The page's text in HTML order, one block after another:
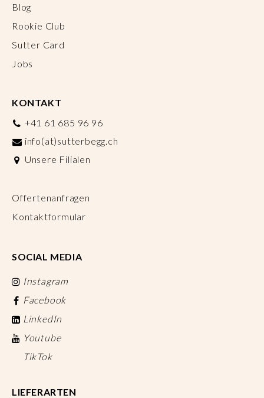
Blog
Rookie Club
Sutter Card
Jobs
KONTAKT
+41 61 685 96 96
info(at)sutterbegg.ch
Unsere Filialen
Offertenanfragen
Kontaktformular
SOCIAL MEDIA
Instagram
Facebook
LinkedIn
Youtube
TikTok
LIEFERARTEN